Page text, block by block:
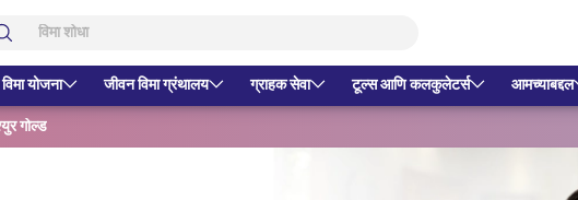
योजना जीवन विमा ग्रंथालय ग्राहक सेवा टूल्स आणि कलकुलेटर्स आमच्याबद्दल
गोल्ड